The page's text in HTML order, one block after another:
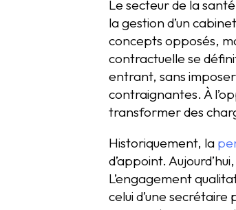
Le secteur de la
la gestion d’un
concepts opposés,
contractuelle se
entrant, sans
contraignantes. À
transformer des
Historiquement, la
d’appoint.
L’engagement
celui d’une